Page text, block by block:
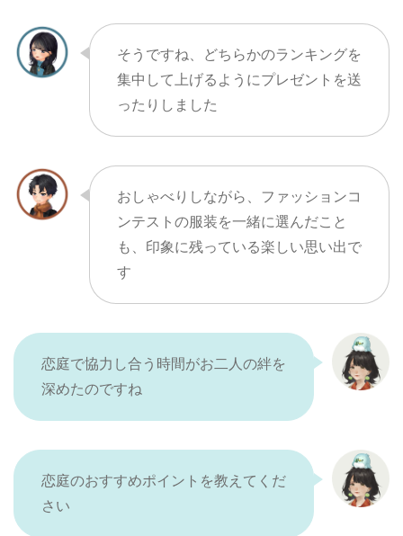
そうですね、どちらかのランキングを
集中して上げるようにプレゼントを送
ったりしました
おしゃべりしながら、ファッションコ
ンテストの服装を一緒に選んだこと
も、印象に残っている楽しい思い出で
す
恋庭で協力し合う時間がお二人の絆を
深めたのですね
恋庭のおすすめポイントを教えてくだ
さい